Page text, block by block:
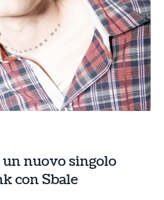
un nuovo singolo
con Sbale